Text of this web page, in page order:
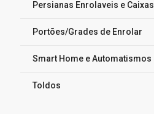
Persianas Enrolaveis e Caixas
Portões/Grades de Enrolar
Smart Home e Automatismos
Toldos